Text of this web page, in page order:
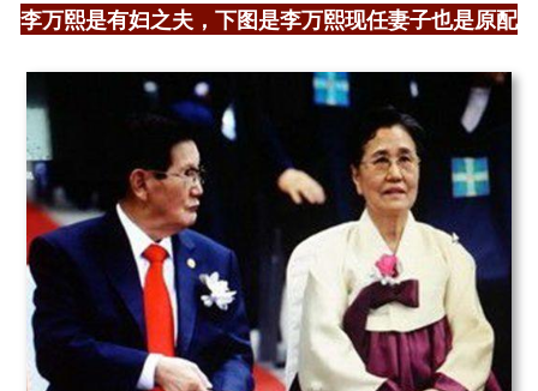
李万熙是有妇之夫，下图是李万熙现任妻子也是原配